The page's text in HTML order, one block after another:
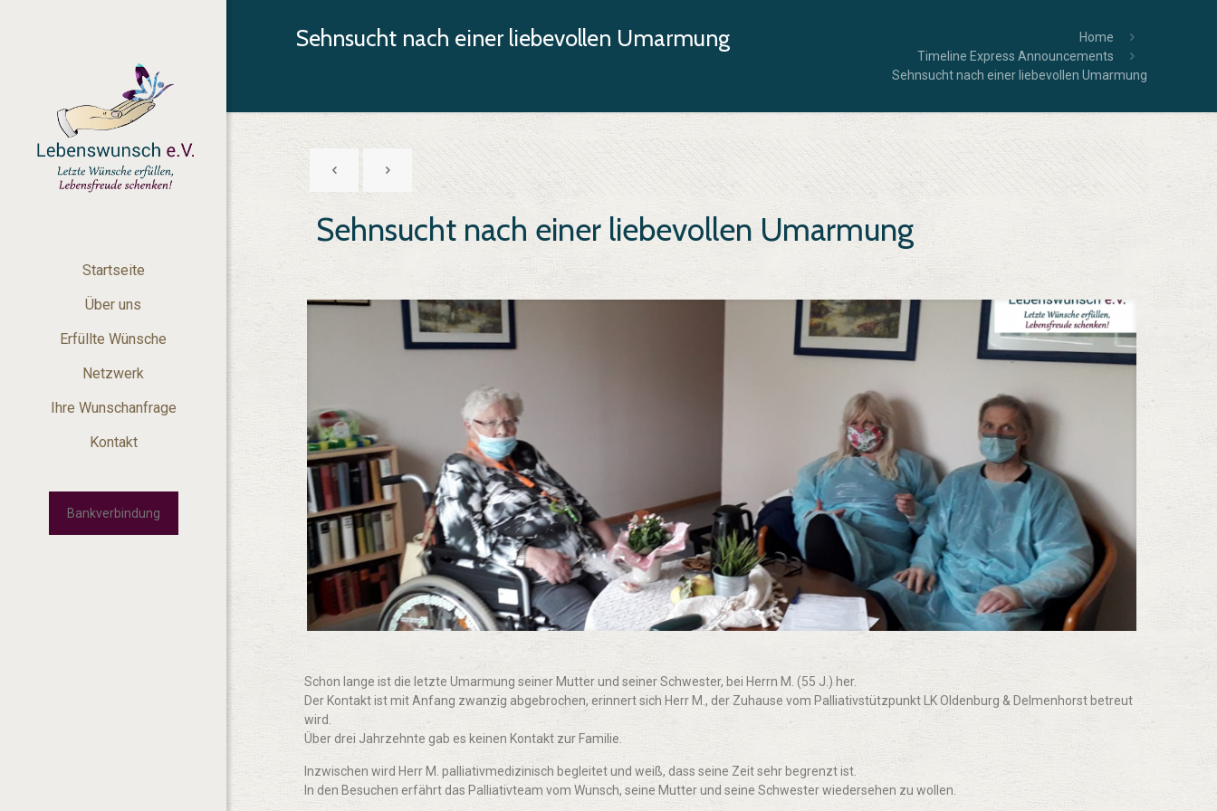
Startseite
Über uns
Erfüllte Wünsche
Netzwerk
Ihre Wunschanfrage
Kontakt
Bankverbindung
Sehnsucht nach einer liebevollen Umarmung
Home
Timeline Express Announcements
Sehnsucht nach einer liebevollen Umarmung
Sehnsucht nach einer liebevollen Umarmung
Schon lange ist die letzte Umarmung seiner Mutter und seiner Schwester, bei Herrn M. (55 J.) her.
Der Kontakt ist mit Anfang zwanzig abgebrochen, erinnert sich Herr M., der Zuhause vom Palliativstützpunkt LK Oldenburg & Delmenhorst betreut
wird.
Über drei Jahrzehnte gab es keinen Kontakt zur Familie.
Inzwischen wird Herr M. palliativmedizinisch begleitet und weiß, dass seine Zeit sehr begrenzt ist.
In den Besuchen erfährt das Palliativteam vom Wunsch, seine Mutter und seine Schwester wiedersehen zu wollen.